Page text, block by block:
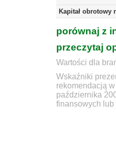
Kapitał obrotowy
porównaj z
przeczytaj
Wartości dla
Wskaźniki
rekomendacją
października
finansowych lub